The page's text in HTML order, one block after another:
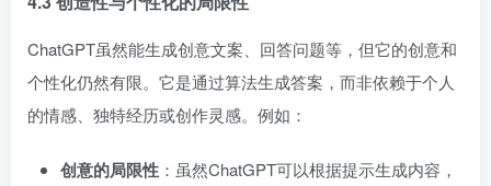
ChatGPT虽然能生成创意文案、回答问题等，但它的创意和
个性化仍然有限。它是通过算法生成答案，而非依赖于个人
的情感、独特经历或创作灵感。例如：
创意的局限性 ：虽然ChatGPT可以根据提示生成内容，